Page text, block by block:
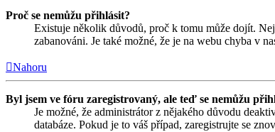
Proč se nemůžu přihlásit?
Existuje několik důvodů, proč k tomu může dojít.
zabanováni. Je také možné, že je na webu chyba v
Nahoru
Byl jsem ve fóru zaregistrovaný, ale teď se nemůžu
Je možné, že administrátor z nějakého důvodu
databáze. Pokud je to váš případ, zaregistrujte se